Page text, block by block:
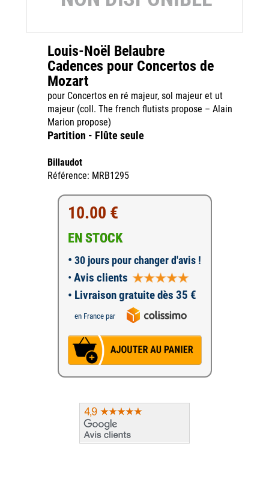
Louis-Noël Belaubre
Cadences pour Concertos de
Mozart
pour Concertos en ré majeur, sol majeur et ut
majeur (coll. The french flutists propose – Alain
Marion propose)
Partition - Flûte seule
Billaudot
Référence: MRB1295
10.00 €
EN STOCK
• 30 jours pour changer d'avis !
• Avis clients
• Livraison gratuite dès 35 €
en France par